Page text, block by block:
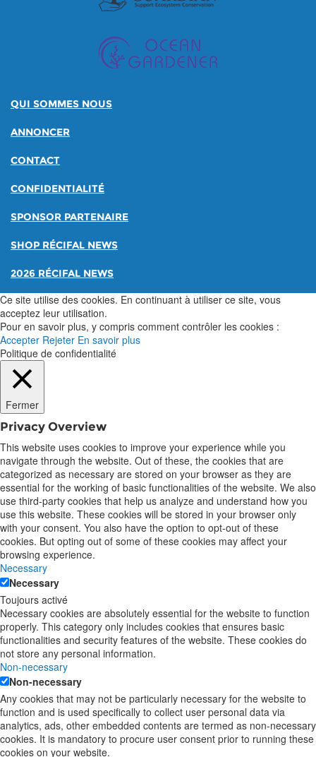
QUI SOMMES NOUS
ANNONCER
CONTACT
CONFIDENTIALITÉ
SPONSOR PARTENAIRE
SHOP RÉCIFAL NEWS
2026 RÉCIFAL NEWS
Ce site utilise des cookies. En continuant à utiliser ce site, vous
acceptez leur utilisation.
Pour en savoir plus, y compris comment contrôler les cookies :
Accepter Rejeter En savoir plus
Politique de confidentialité
Fermer
Privacy Overview
This website uses cookies to improve your experience while you
navigate through the website. Out of these, the cookies that are
categorized as necessary are stored on your browser as they are
essential for the working of basic functionalities of the website. We also
use third-party cookies that help us analyze and understand how you
use this website. These cookies will be stored in your browser only
with your consent. You also have the option to opt-out of these
cookies. But opting out of some of these cookies may affect your
browsing experience.
Necessary
Necessary
Toujours activé
Necessary cookies are absolutely essential for the website to function
properly. This category only includes cookies that ensures basic
functionalities and security features of the website. These cookies do
not store any personal information.
Non-necessary
Non-necessary
Any cookies that may not be particularly necessary for the website to
function and is used specifically to collect user personal data via
analytics, ads, other embedded contents are termed as non-necessary
cookies. It is mandatory to procure user consent prior to running these
cookies on your website.